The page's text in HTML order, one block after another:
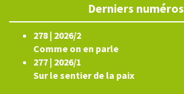
Derniers numéros
278 | 2026/2
Comme on en parle
277 | 2026/1
Sur le sentier de la paix